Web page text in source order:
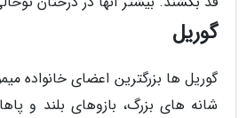
گوریل
گوریل ها بزرگترین اعضای خانواده
شانه های بزرگ، بازوهای بلند و